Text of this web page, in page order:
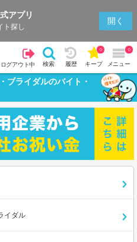
アプリ
ト探し
開く
ログアウト中 検索 履歴 キープ
0
メニュー
0
ブライダルのバイト・
イダル